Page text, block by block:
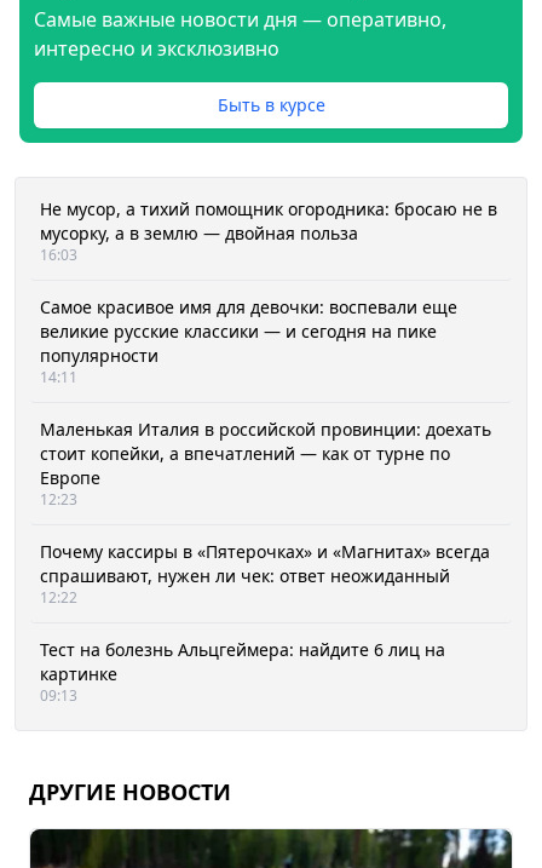
Самые важные новости дня — оперативно,
интересно и эксклюзивно
Быть в курсе
Не мусор, а тихий помощник огородника: бросаю не в
мусорку, а в землю — двойная польза
16:03
Самое красивое имя для девочки: воспевали еще
великие русские классики — и сегодня на пике
популярности
14:11
Маленькая Италия в российской провинции: доехать
стоит копейки, а впечатлений — как от турне по
Европе
12:23
Почему кассиры в «Пятерочках» и «Магнитах» всегда
спрашивают, нужен ли чек: ответ неожиданный
12:22
Тест на болезнь Альцгеймера: найдите 6 лиц на
картинке
09:13
ДРУГИЕ НОВОСТИ